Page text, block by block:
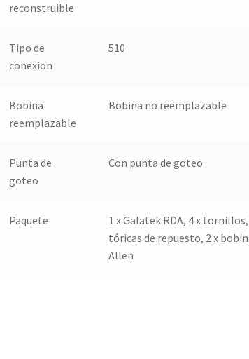
reconstruible
Tipo de
conexion
510
Bobina
reemplazable
Bobina no reemplazable
Punta de
goteo
Con punta de goteo
Paquete
1 x Galatek RDA, 4 x
tóricas de repuesto, 2 x
Allen